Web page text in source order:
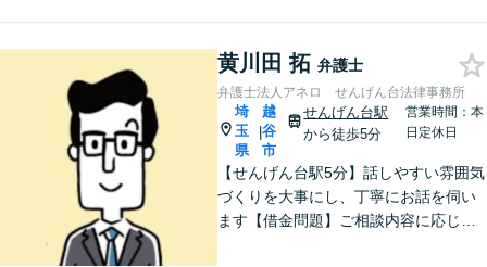
黄川田 拓 弁護士
弁護士法人アネロ せんげん台法律事務所
埼
玉
県
|
越
谷
市
せんげん台駅
から徒歩5分
営業時間：本
日定休日
【せんげん台駅5分】話しやすい雰囲気
づくりを大事にし、丁寧にお話を伺い
ます【借金問題】ご相談内容に応じて